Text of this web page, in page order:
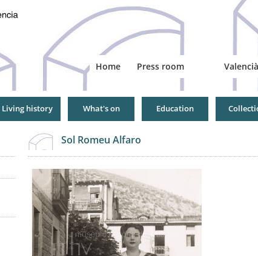
Valencià
Home Press room
Living history What's on Education
Sol Romeu Alfaro